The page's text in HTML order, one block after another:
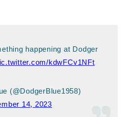
happening at Dodger
kdwFCv1NFt
(@DodgerBlue1958)
14, 2023